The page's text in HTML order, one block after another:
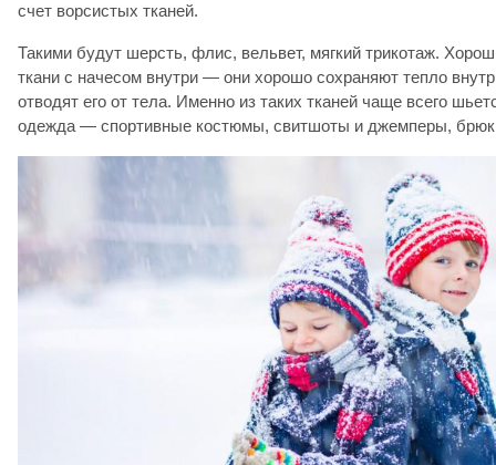
счет ворсистых тканей.
Такими будут шерсть, флис, вельвет, мягкий трикотаж.
ткани с начесом внутри — они хорошо сохраняют тепло
отводят его от тела. Именно из таких тканей чаще всего
одежда — спортивные костюмы, свитшоты и джемперы,